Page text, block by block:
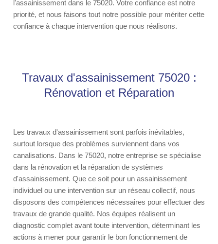
l'assainissement dans le 75020. Votre confiance est notre
priorité, et nous faisons tout notre possible pour mériter cette
confiance à chaque intervention que nous réalisons.
Travaux d'assainissement 75020 :
Rénovation et Réparation
Les travaux d'assainissement sont parfois inévitables,
surtout lorsque des problèmes surviennent dans vos
canalisations. Dans le 75020, notre entreprise se spécialise
dans la rénovation et la réparation de systèmes
d'assainissement. Que ce soit pour un assainissement
individuel ou une intervention sur un réseau collectif, nous
disposons des compétences nécessaires pour effectuer des
travaux de grande qualité. Nos équipes réalisent un
diagnostic complet avant toute intervention, déterminant les
actions à mener pour garantir le bon fonctionnement de